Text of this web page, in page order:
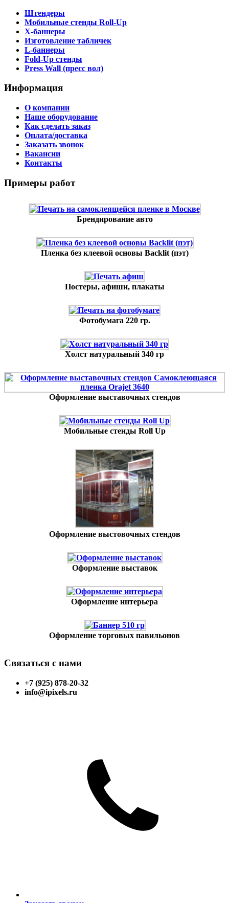
Штендеры
Мобильные стенды Roll-Up
X-баннеры
Изготовление табличек
L-баннеры
Fold-Up стенды
Press Wall (пресс вол)
Информация
О компании
Наше оборудование
Как сделать заказ
Оплата/доставка
Заказать звонок
Вакансии
Контакты
Примеры работ
Брендирование авто
Пленка без клеевой основы Backlit (пэт)
Постеры, афиши, плакаты
Фотобумага 220 гр.
Холст натуральный 340 гр
Оформление выставочных стендов
Мобильные стенды Roll Up
Оформление выстовочных стендов
Оформление выставок
Оформление интерьера
Оформление торговых павильонов
Связаться с нами
+7 (925) 878-20-32
info@ipixels.ru